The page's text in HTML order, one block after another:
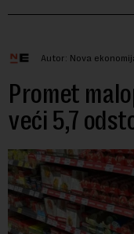
Autor: Nova
Promet
veći 5,7